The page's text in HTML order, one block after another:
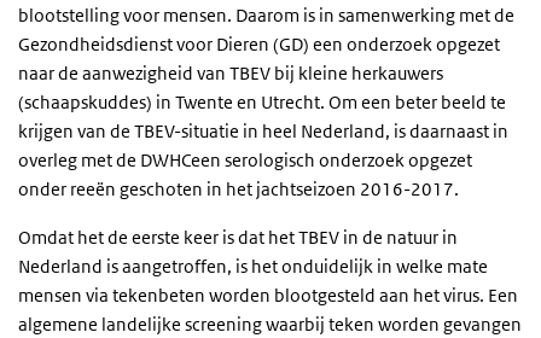
blootstelling voor mensen. Daarom is in samenwerking met de
Gezondheidsdienst voor Dieren (GD) een onderzoek opgezet
naar de aanwezigheid van TBEV bij kleine herkauwers
(schaapskuddes) in Twente en Utrecht. Om een beter beeld te
krijgen van de TBEV-situatie in heel Nederland, is daarnaast in
overleg met de DWHCeen serologisch onderzoek opgezet
onder reeën geschoten in het jachtseizoen 2016-2017.
Omdat het de eerste keer is dat het TBEV in de natuur in
Nederland is aangetroffen, is het onduidelijk in welke mate
mensen via tekenbeten worden blootgesteld aan het virus. Een
algemene landelijke screening waarbij teken worden gevangen